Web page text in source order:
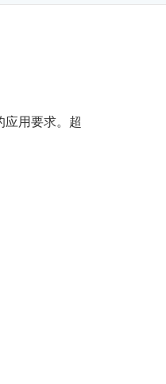
用要求。超